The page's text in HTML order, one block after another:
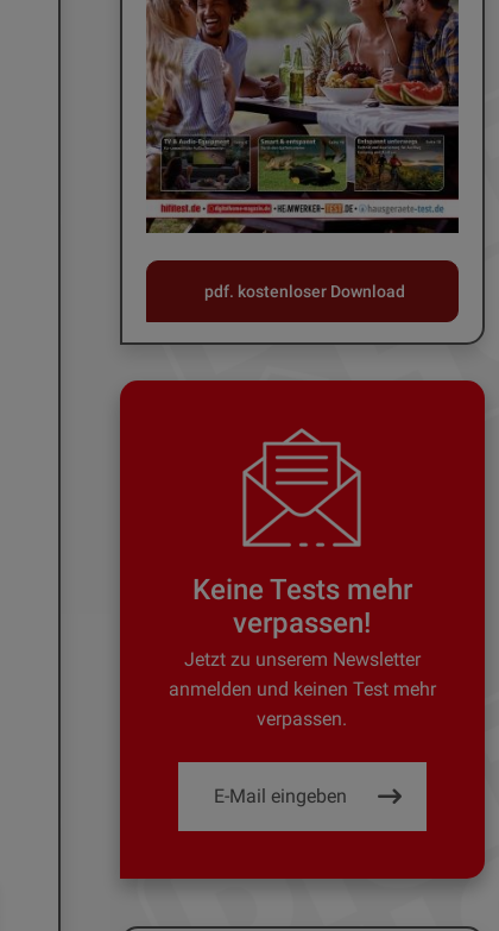
pdf. kostenloser Download
Keine Tests mehr
verpassen!
Jetzt zu unserem Newsletter
anmelden und keinen Test mehr
verpassen.